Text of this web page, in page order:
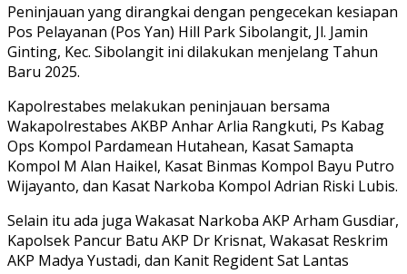
Peninjauan yang dirangkai dengan pengecekan kesiapan
Pos Pelayanan (Pos Yan) Hill Park Sibolangit, Jl. Jamin
Ginting, Kec. Sibolangit ini dilakukan menjelang Tahun
Baru 2025.
Kapolrestabes melakukan peninjauan bersama
Wakapolrestabes AKBP Anhar Arlia Rangkuti, Ps Kabag
Ops Kompol Pardamean Hutahean, Kasat Samapta
Kompol M Alan Haikel, Kasat Binmas Kompol Bayu Putro
Wijayanto, dan Kasat Narkoba Kompol Adrian Riski Lubis.
Selain itu ada juga Wakasat Narkoba AKP Arham Gusdiar,
Kapolsek Pancur Batu AKP Dr Krisnat, Wakasat Reskrim
AKP Madya Yustadi, dan Kanit Regident Sat Lantas